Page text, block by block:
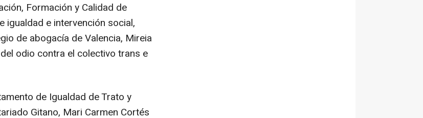
Formación y Calidad de
igualdad e intervención social,
de abogacía de Valencia, Mireia
odio contra el colectivo trans e
de Igualdad de Trato y
Gitano, Mari Carmen Cortés